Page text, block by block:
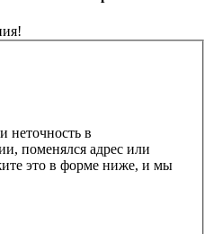
в
поменялся адрес или
это в форме ниже, и мы